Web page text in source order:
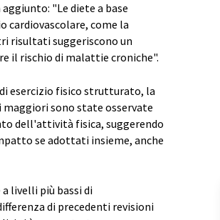
"Le diete a base
come la
risultati suggeriscono un
il rischio di malattie croniche".
esercizio fisico strutturato, la
sono state osservate
dell'attività fisica, suggerendo
se adottati insieme, anche
livelli più bassi di
di precedenti revisioni